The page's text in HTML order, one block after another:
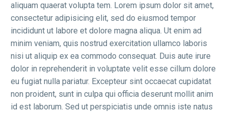
aliquam quaerat volupta tem. Lorem ipsum dolor sit amet,
consectetur adipisicing elit, sed do eiusmod tempor
incididunt ut labore et dolore magna aliqua. Ut enim ad
minim veniam, quis nostrud exercitation ullamco laboris
nisi ut aliquip ex ea commodo consequat. Duis aute irure
dolor in reprehenderit in voluptate velit esse cillum dolore
eu fugiat nulla pariatur. Excepteur sint occaecat cupidatat
non proident, sunt in culpa qui officia deserunt mollit anim
id est laborum. Sed ut perspiciatis unde omnis iste natus